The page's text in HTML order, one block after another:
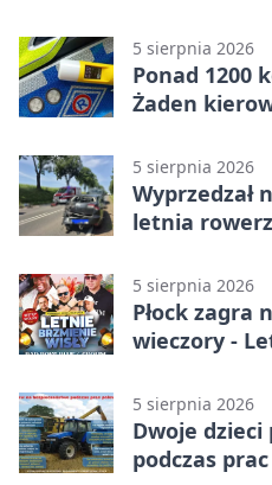
5 sierpnia 2026
Ponad 1200
Żaden
5 sierpnia 2026
Wyprzedzał
letnia
5 sierpnia 2026
Płock zagra
wieczory -
5 sierpnia 2026
Dwoje dzieci
podczas